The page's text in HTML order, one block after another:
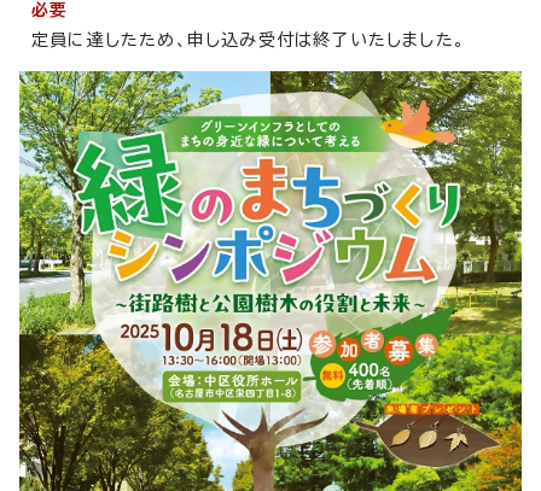
必要
定員に達したため、申し込み受付は終了いたしました。